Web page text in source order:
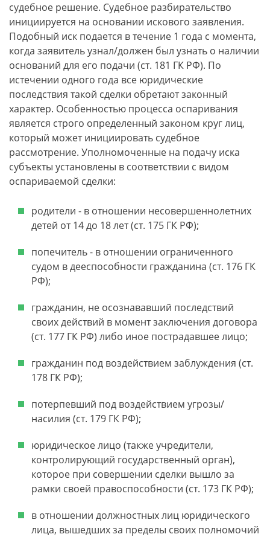
судебное решение. Судебное разбирательство
инициируется на основании искового заявления.
Подобный иск подается в течение 1 года с момента,
когда заявитель узнал/должен был узнать о наличии
оснований для его подачи (ст. 181 ГК РФ). По
истечении одного года все юридические
последствия такой сделки обретают законный
характер. Особенностью процесса оспаривания
является строго определенный законом круг лиц,
который может инициировать судебное
рассмотрение. Уполномоченные на подачу иска
субъекты установлены в соответствии с видом
оспариваемой сделки:
родители - в отношении несовершеннолетних
детей от 14 до 18 лет (ст. 175 ГК РФ);
попечитель - в отношении ограниченного
судом в дееспособности гражданина (ст. 176 ГК
РФ);
гражданин, не осознававший последствий
своих действий в момент заключения договора
(ст. 177 ГК РФ) либо иное пострадавшее лицо;
гражданин под воздействием заблуждения (ст.
178 ГК РФ);
потерпевший под воздействием угрозы/
насилия (ст. 179 ГК РФ);
юридическое лицо (также учредители,
контролирующий государственный орган),
которое при совершении сделки вышло за
рамки своей правоспособности (ст. 173 ГК РФ);
в отношении должностных лиц юридического
лица, вышедших за пределы своих полномочий